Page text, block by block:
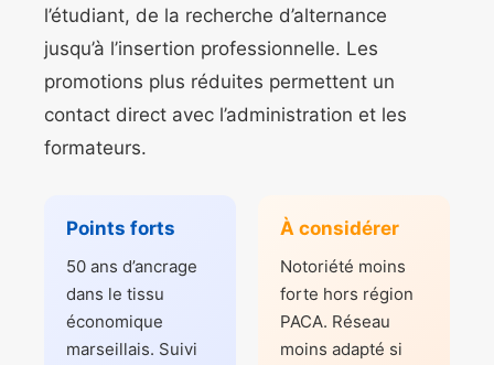
l’étudiant, de la recherche d’alternance
jusqu’à l’insertion professionnelle. Les
promotions plus réduites permettent un
contact direct avec l’administration et les
formateurs.
Points forts
50 ans d’ancrage
dans le tissu
économique
marseillais. Suivi
À considérer
Notoriété moins
forte hors région
PACA. Réseau
moins adapté si